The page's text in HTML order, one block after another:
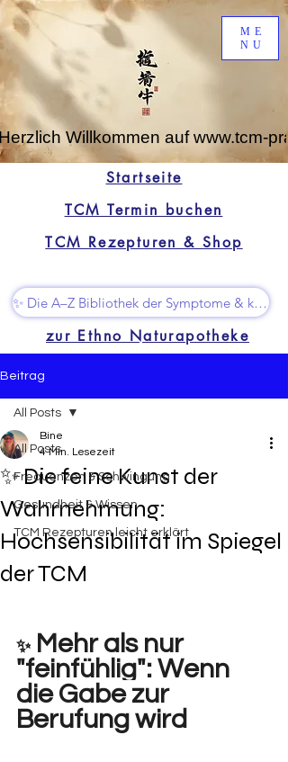
ME
NU
Willkommen auf www.tcm-
✨ Die A–Z Bibliothek der Symptome & kleine Superhelfer
zur Ethno Naturapotheke
TCM Termin buchen
Startseite
TCM Rezepturen & Shop
Beitrag
All Posts
Frequenzen & Schwingung
Gesundheit & Wissen
TCM Rezepturen leicht erklärt
All Posts
✨ Die feine Kunst der
Wahrnehmung:
Hochsensibilität im Spiegel
der TCM
Bine
4 Min. Lesezeit
✨ Mehr als nur
"feinfühlig": Wenn
die Gabe zur
Berufung wird